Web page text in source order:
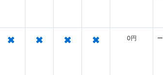
× × × × 0円 ー